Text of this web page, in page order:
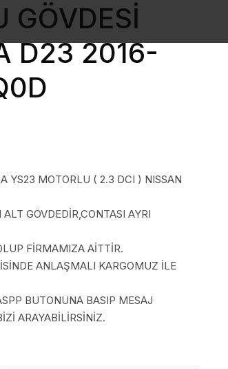
GÖVDESİ
D23 2016-
YS23 MOTORLU ( 2.3 DCI ) NISSAN
GÖVDEDİR,CONTASI AYRI
FİRMAMIZA AİTTİR.
ANLAŞMALI KARGOMUZ İLE
BUTONUNA BASIP MESAJ
ARAYABİLİRSİNİZ.